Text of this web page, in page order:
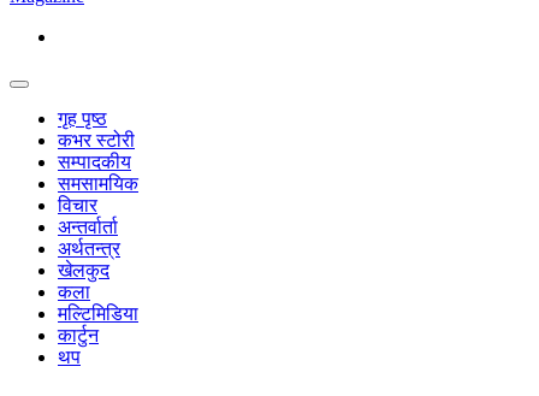
गृह पृष्ठ
कभर स्टोरी
सम्पादकीय
समसामयिक
विचार
अन्तर्वार्ता
अर्थतन्त्र
खेलकुद
कला
मल्टिमिडिया
कार्टुन
थप